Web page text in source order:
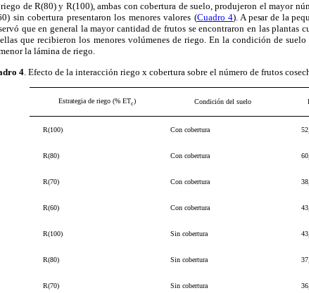
de R(80) y R(100), ambas con cobertura de suelo, produjeron elmayor
sin cobertura presentaron los menores valores (Cuadro 4). A pesar de la
que en general la mayor cantidad de frutos se encontraron en las plantas
que recibieron los menores volúmenes de riego. En la condición de
la lámina de riego.
4. Efecto de la interacción riego x cobertura sobre el número de frutos
Estrategia de riego (% ETc) Condición del suelo
R(100) Con cobertura
R(80) Con cobertura
R(70) Con cobertura
R(60) Con cobertura
R(100) Sin cobertura
R(80) Sin cobertura
R(70) Sin cobertura